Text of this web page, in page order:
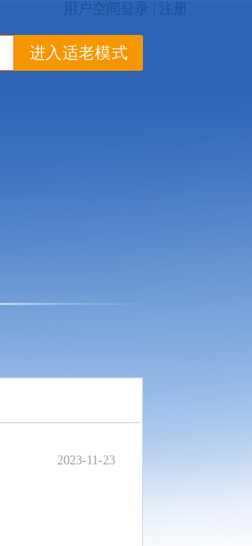
进入适老模式
2023-11-23